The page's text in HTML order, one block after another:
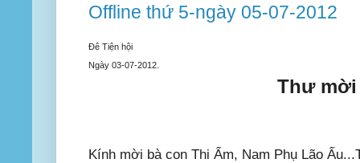
Offline thứ 5-ngày 05-07-2012
Đê Tiện hội
Ngày 03-07-2012.
Thư mời
Kính mời bà con Thi Ẩm, Nam Phụ Lão